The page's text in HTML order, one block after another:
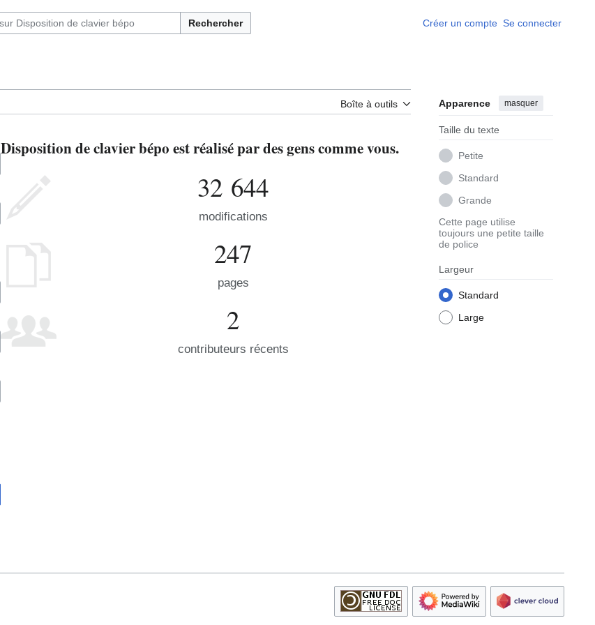
Rechercher Créer un compte Se connecter
Boîte à outils Apparence masquer
Taille du texte
Petite
Standard
Grande
Cette page utilise
toujours une petite taille
de police
Largeur
Standard
Large
Disposition de clavier bépo est réalisé par des gens comme vous.
32 644
modifications
247
pages
2
contributeurs récents